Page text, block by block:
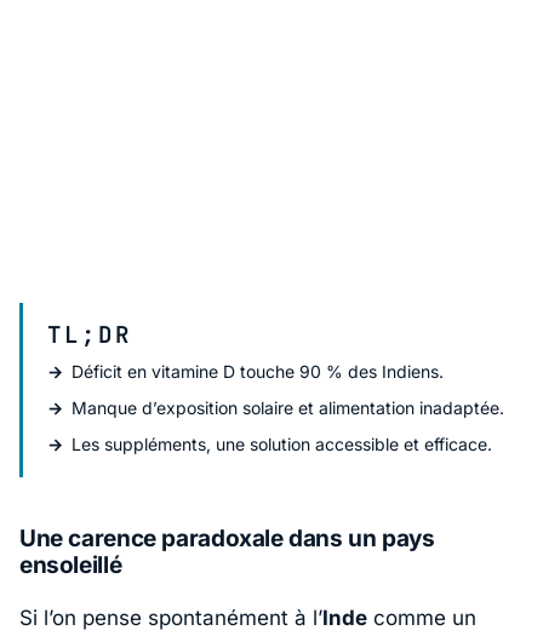
TL;DR
Déficit en vitamine D touche 90 % des Indiens.
Manque d’exposition solaire et alimentation inadaptée.
Les suppléments, une solution accessible et efficace.
Une carence paradoxale dans un pays
ensoleillé
Si l’on pense spontanément à l’Inde comme un